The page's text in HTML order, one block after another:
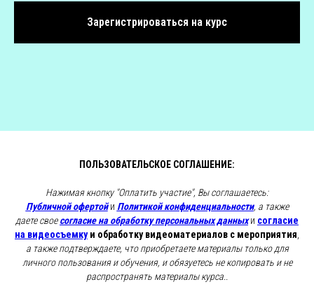
Зарегистрироваться на курс
ПОЛЬЗОВАТЕЛЬСКОЕ СОГЛАШЕНИЕ:
Нажимая кнопку "Оплатить участие", Вы соглашаетесь:
Публичной офертойи Политикой конфиденциальности, а также
даете своесогласие на обработку персональных данныхи согласие
на видеосъемкуи обработку видеоматериалов с мероприятия
а также подтверждаете, что приобретаете материалы только для
личного пользования и обучения, и обязуетесь не копировать и не
распространять материалы курса..